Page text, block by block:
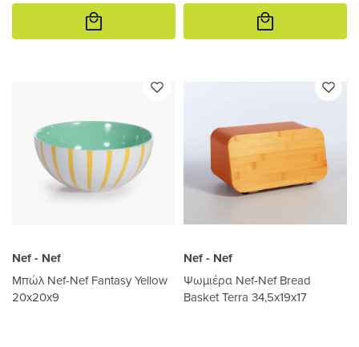
Προσθήκη
καλάθι
Προσθήκη
καλάθι
Nef - Nef
Μπώλ Nef-Nef Fantasy Yellow
20x20x9
Nef - Nef
Ψωμιέρα Nef-Nef Bread
Basket Terra 34,5x19x17